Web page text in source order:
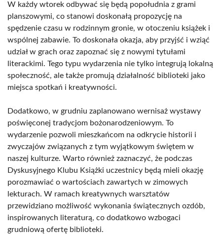
W każdy wtorek odbywać się będą popołudnia z grami
planszowymi, co stanowi doskonałą propozycję na
spędzenie czasu w rodzinnym gronie, w otoczeniu książek i
wspólnej zabawie. To doskonała okazja, aby przyjść i wziąć
udział w grach oraz zapoznać się z nowymi tytułami
literackimi. Tego typu wydarzenia nie tylko integrują lokalną
społeczność, ale także promują działalność biblioteki jako
miejsca spotkań i kreatywności.
Dodatkowo, w grudniu zaplanowano wernisaż wystawy
poświęconej tradycjom bożonarodzeniowym. To
wydarzenie pozwoli mieszkańcom na odkrycie historii i
zwyczajów związanych z tym wyjątkowym świętem w
naszej kulturze. Warto również zaznaczyć, że podczas
Dyskusyjnego Klubu Książki uczestnicy będą mieli okazję
porozmawiać o wartościach zawartych w zimowych
lekturach. W ramach kreatywnych warsztatów
przewidziano możliwość wykonania świątecznych ozdób,
inspirowanych literaturą, co dodatkowo wzbogaci
grudniową ofertę biblioteki.